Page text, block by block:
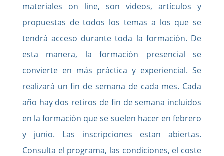
materiales on line, son videos, artículos y
propuestas de todos los temas a los que se
tendrá acceso durante toda la formación. De
esta manera, la formación presencial se
convierte en más práctica y experiencial. Se
realizará un fin de semana de cada mes. Cada
año hay dos retiros de fin de semana incluidos
en la formación que se suelen hacer en febrero
y junio. Las inscripciones estan abiertas.
Consulta el programa, las condiciones, el coste